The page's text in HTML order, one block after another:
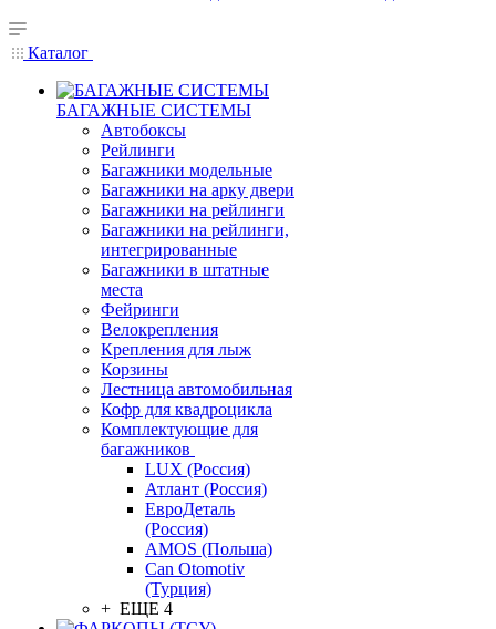
Каталог
БАГАЖНЫЕ СИСТЕМЫ
Автобоксы
Рейлинги
Багажники модельные
Багажники на арку двери
Багажники на рейлинги
Багажники на рейлинги,
интегрированные
Багажники в штатные
места
Фейринги
Велокрепления
Крепления для лыж
Корзины
Лестница автомобильная
Кофр для квадроцикла
Комплектующие для
багажников
LUX (Россия)
Атлант (Россия)
ЕвроДеталь
(Россия)
AMOS (Польша)
Can Otomotiv
(Турция)
+ ЕЩЕ 4